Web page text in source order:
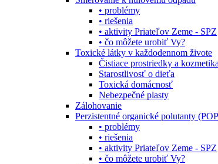
• problémy
• riešenia
• aktivity Priateľov Zeme - SPZ
• čo môžete urobiť Vy?
Toxické látky v každodennom živote
Čistiace prostriedky a kozmetika
Starostlivosť o dieťa
Toxická domácnosť
Nebezpečné plasty
Zálohovanie
Perzistentné organické polutanty
• problémy
• riešenia
• aktivity Priateľov Zeme - SPZ
• čo môžete urobiť Vy?